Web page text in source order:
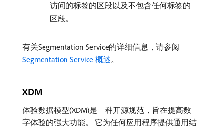
访问的标签的区段以及不包含任何标签的
区段。
有关Segmentation Service的详细信息，请参阅
Segmentation Service 概述。
XDM
体验数据模型(XDM)是一种开源规范，旨在提高数
字体验的强大功能。 它为任何应用程序提供通用结